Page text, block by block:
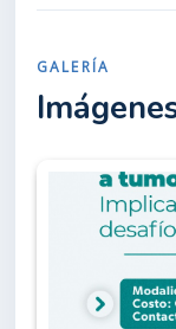
GALERÍA